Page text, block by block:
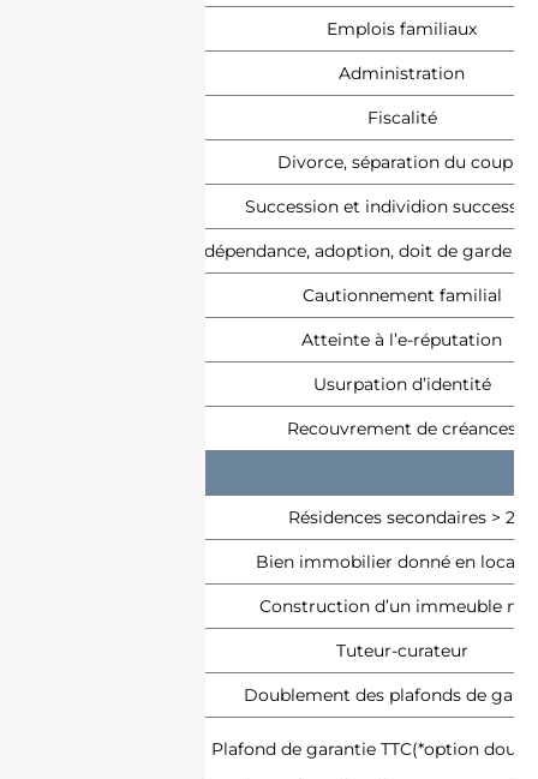
Emplois familiaux
Administration
Fiscalité
Divorce, séparation du couple
Succession et individion
Droit de la famille ( dépendance, adoption, doit de garde
Cautionnement familial
Atteinte à l’e-réputation
Usurpation d’identité
Recouvrement de créances
Résidences secondaires > 2
Bien immobilier donné en
Construction d’un immeuble
Tuteur-curateur
Doublement des plafonds de
Plafond de garantie TTC(*option